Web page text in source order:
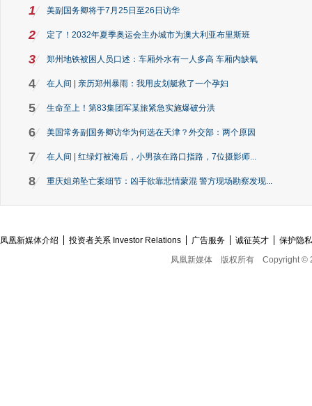
1 美副国务卿将于7月25日至26日访华
2 定了！2032年夏季奥运会主办城市为澳大利亚布里斯班
3 郑州地铁被困人员口述：车厢外水有一人多高 车厢内缺氧
4 在人间 | 亲历郑州暴雨：我用皮划艇救了一个孕妇
5 生命至上！第83集团军某旅紧急实施爆破分洪
6 美国常务副国务卿访华为何选在天津？外交部：两个原因
7 在人间 | 红绿灯被淹后，小男孩在路口指路，7位摄影师...
8 重庆姐弟坠亡案细节：凶手欲靠悲情蒙混 警方现场勘察发现...
凤凰新媒体介绍 投资者关系 Investor Relations 广告服务 诚征英才
保护隐
凤凰新媒体
版权所有 Copyright ©